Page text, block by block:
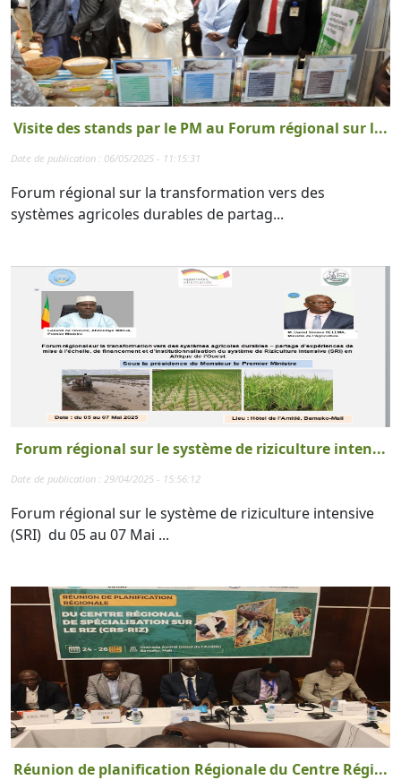
Visite des stands par le PM au Forum régional sur l...
Date de publication : 06/05/2025 - 11:15:31
Forum régional sur la transformation vers des
systèmes agricoles durables de partag...
Forum régional sur le système de riziculture inten...
Date de publication : 29/04/2025 - 15:56:12
Forum régional sur le système de riziculture intensive
(SRI) du 05 au 07 Mai ...
Réunion de planification Régionale du Centre Régi...